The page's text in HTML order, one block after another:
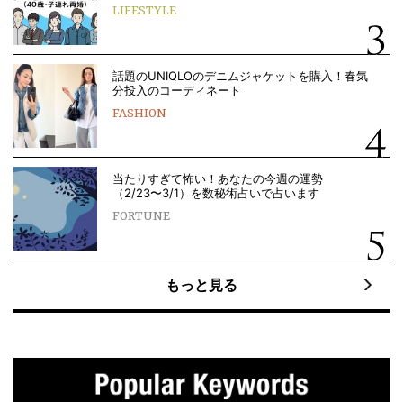
LIFESTYLE
話題のUNIQLOのデニムジャケットを購入！春気
分投入のコーディネート
FASHION
当たりすぎて怖い！あなたの今週の運勢
（2/23〜3/1）を数秘術占いで占います
FORTUNE
もっと見る